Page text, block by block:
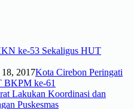
2017Kota Cirebon Peringati
BKPM ke-61